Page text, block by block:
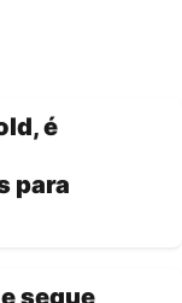
é
para
segue